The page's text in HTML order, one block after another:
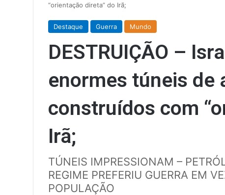
“orientação direta” do Irã;
Destaque Guerra Mundo
DESTRUIÇÃO –
enormes túneis de
construídos com
Irã;
TÚNEIS IMPRESSIONAM –
REGIME PREFERIU GUERRA EM
POPULAÇÃO